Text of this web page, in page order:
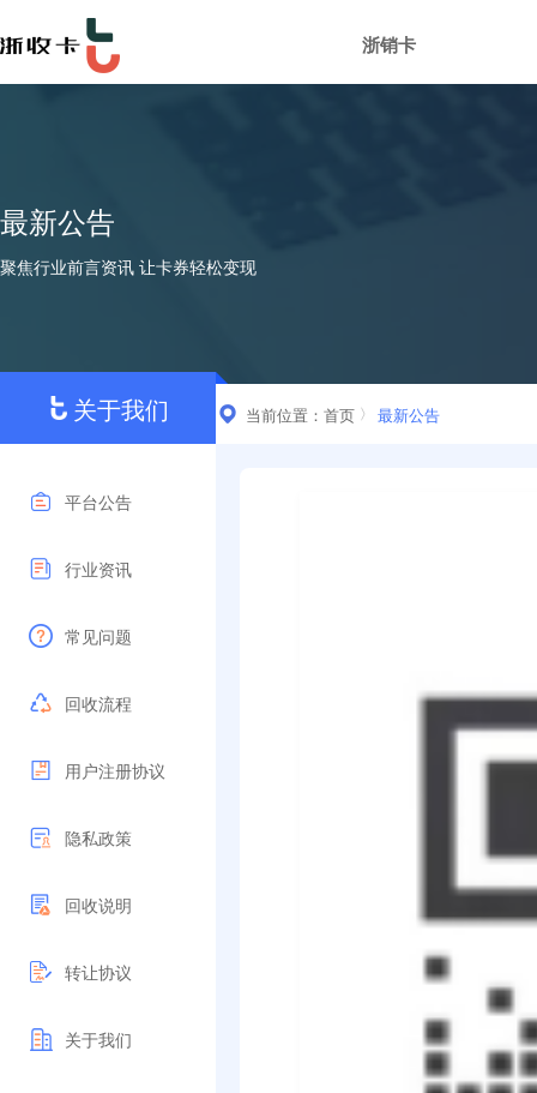
浙销卡
最新公告
聚焦行业前言资讯 让卡券轻松变现
关于我们 当前位置： 首页 最新公告
平台公告
行业资讯
常见问题
回收流程
用户注册协议
隐私政策
回收说明
转让协议
关于我们